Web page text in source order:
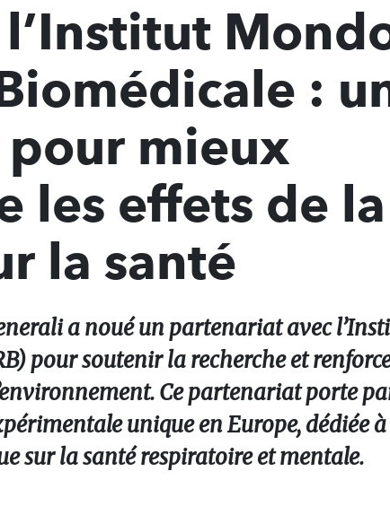
:
mieux
les effets de la
la santé
a noué un partenariat avec
pour soutenir la recherche et
Ce partenariat porte
unique en Europe, dédiée à
sur la santé respiratoire et mentale.